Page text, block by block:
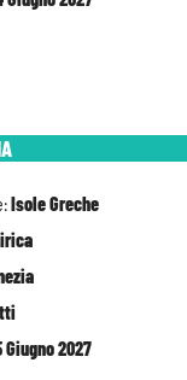
Isole Greche
Giugno 2027